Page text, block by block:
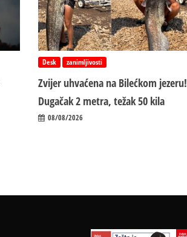
Desk zanimljivosti
Zvijer uhvaćena na Bilećkom jezeru!
Dugačak 2 metra, težak 50 kila
08/08/2026